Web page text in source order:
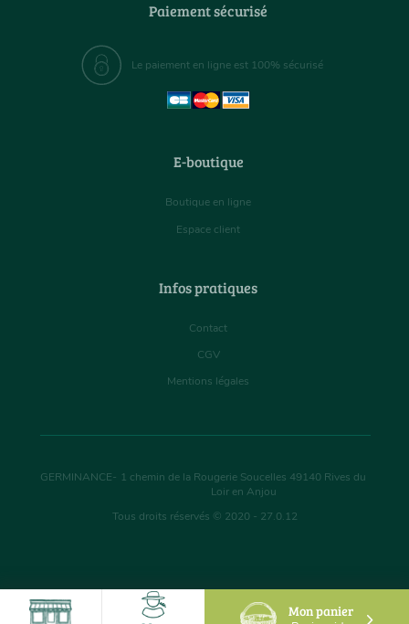
Mon panier
Paiement sécurisé
Le paiement en ligne est 100% sécurisé
E-boutique
Boutique en ligne
Espace client
Infos pratiques
Contact
CGV
Mentions légales
GERMINANCE- 1 chemin de la Rougerie Soucelles 49140 Rives du
Loir en Anjou
Tous droits réservés © 2020 - 27.0.12